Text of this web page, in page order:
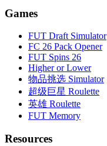
Games
FUT Draft Simulator
FC 26 Pack Opener
FUT Spins 26
Higher or Lower
物品挑选 Simulator
超级巨星 Roulette
英雄 Roulette
FUT Memory
Resources